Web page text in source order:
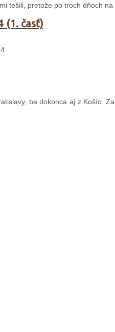
tešili, pretože po troch dňoch
(1. časť)
ba dokonca aj z Košíc.